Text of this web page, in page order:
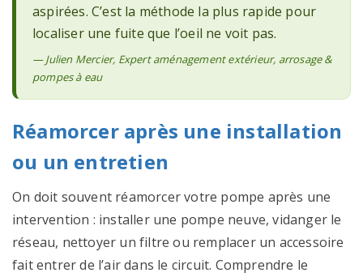
aspirées. C’est la méthode la plus rapide pour
localiser une fuite que l’oeil ne voit pas.
— Julien Mercier, Expert aménagement extérieur, arrosage &
pompes à eau
Réamorcer après une installation
ou un entretien
On doit souvent réamorcer votre pompe après une
intervention : installer une pompe neuve, vidanger le
réseau, nettoyer un filtre ou remplacer un accessoire
fait entrer de l’air dans le circuit. Comprendre le